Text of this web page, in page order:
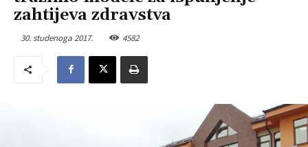
zahtijeva zdravstva
30. studenoga 2017. 4582